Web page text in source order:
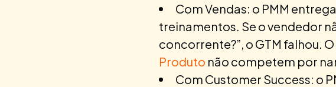
Com Vendas: o PMM
treinamentos. Se o vendedor
concorrente?”, o GTM falhou.
Produto não competem por
Com Customer Success: o